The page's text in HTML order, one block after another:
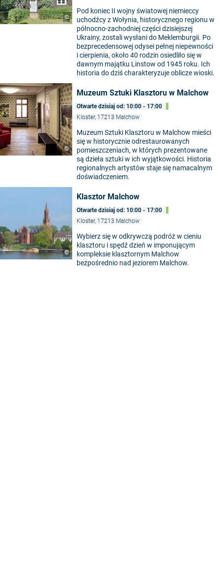
©
Pod koniec II wojny światowej niemieccy
uchodźcy z Wołynia, historycznego regionu w
północno-zachodniej części dzisiejszej
Ukrainy, zostali wysłani do Meklemburgii. Po
bezprecedensowej odysei pełnej niepewności
i cierpienia, około 40 rodzin osiedliło się w
dawnym majątku Linstow od 1945 roku. Ich
historia do dziś charakteryzuje oblicze wioski.
©
Muzeum Sztuki Klasztoru w Malchow
Otwarte dzisiaj od: 10:00 - 17:00
Kloster, 17213 Malchow
Muzeum Sztuki Klasztoru w Malchow mieści
się w historycznie odrestaurowanych
pomieszczeniach, w których prezentowane
są dzieła sztuki w ich wyjątkowości. Historia
regionalnych artystów staje się namacalnym
doświadczeniem.
©
Klasztor Malchow
Otwarte dzisiaj od: 10:00 - 17:00
Kloster, 17213 Malchow
Wybierz się w odkrywczą podróż w cieniu
klasztoru i spędź dzień w imponującym
kompleksie klasztornym Malchow
bezpośrednio nad jeziorem Malchow.